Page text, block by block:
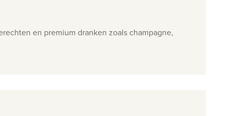
en premium dranken zoals champagne,